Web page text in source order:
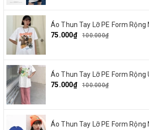
75.000₫
100.000₫
75.000₫
100.000₫